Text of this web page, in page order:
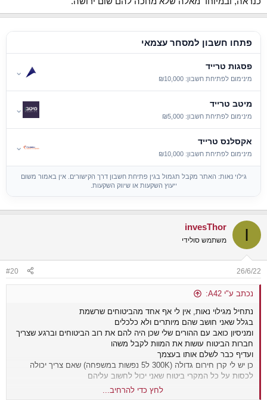
פתחו חשבון למסחר עצמאי
פסגות טרייד
מינימום לפתיחת חשבון: ₪10,000
⌄
מיטב טרייד
מינימום לפתיחת חשבון: ₪5,000
⌄
אקסלנס טרייד
מינימום לפתיחת חשבון: ₪10,000
⌄
גילוי נאות: האתר מקבל תגמול בגין פתיחת חשבון דרך הקישורים. אין באמור משום
ייעוץ השקעות או שיווק השקעות.
I
invesThor
משתמש סולידי
26/6/22
#20
נכתב ע"י A42:
נתחיל מגילוי נאות, אין לי אף אחד מהביטוחים שרשמת
בגלל שאני חושב שהם מיותרים ולא כלכלים
ומניסיון כואב עם ההורים שלי שכן היה להם את רוב הביטוחים וברגע שצריך
חברות הביטוח עושות את המוות לקבל משהו
ועדיף כבר לשלם אותו בעצמך
כן יש לי קרן חירום גדולה (300K ל5 נפשות במשפחה) שאם צריך יכולה
לכסות על כל המקרי ביטוח שאני יכול לחשוב עליהם
לחץ כדי להרחיב...